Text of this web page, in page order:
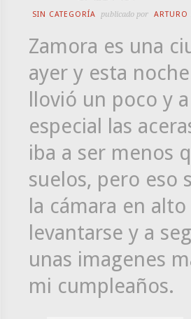
SIN CATEGORÍA publicado por ARTURO
Zamora es una
ayer y esta
llovió un poco y
especial las
iba a ser menos
suelos, pero eso
la cámara en
levantarse y a
unas imagenes
mi cumpleaños.